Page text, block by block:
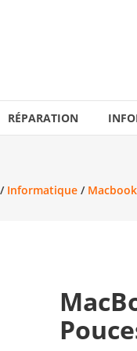
RÉPARATION
/ Informatique / Macbook